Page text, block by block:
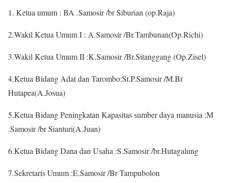
1. Ketua umum : BA .Samosir /br Siburian (op.Raja)
2.Wakil Ketua Umum I : A.Samosir /Br.Tambunan(Op.Richi)
3.Wakil Ketua Umum II :K.Samosir /Br.Sitanggang (Op.Zisel)
4.Ketua Bidang Adat dan Tarombo:St.P.Samosir /M.Br
Hutapea(A.Josua)
5.Ketua Bidang Peningkatan Kapasitas sumber daya manusia :M
.Samosir /br Sianturi(A.Juan)
6.Ketua Bidang Dana dan Usaha :S.Samosir /br.Hutagalung
7.Sekretaris Umum :E.Samosir /Br Tampubolon